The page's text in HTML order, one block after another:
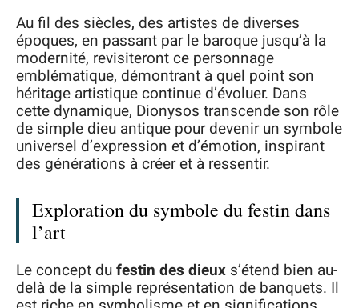
Au fil des siècles, des artistes de diverses
époques, en passant par le baroque jusqu’à la
modernité, revisiteront ce personnage
emblématique, démontrant à quel point son
héritage artistique continue d’évoluer. Dans
cette dynamique, Dionysos transcende son rôle
de simple dieu antique pour devenir un symbole
universel d’expression et d’émotion, inspirant
des générations à créer et à ressentir.
Exploration du symbole du festin dans
l’art
Le concept dufestin des dieux s’étend bien au-
delà de la simple représentation de banquets. Il